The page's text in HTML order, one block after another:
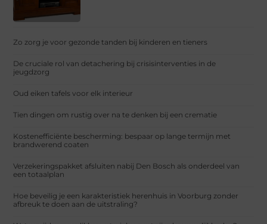
Zo zorg je voor gezonde tanden bij kinderen en tieners
De cruciale rol van detachering bij crisisinterventies in de
jeugdzorg
Oud eiken tafels voor elk interieur
Tien dingen om rustig over na te denken bij een crematie
Kostenefficiënte bescherming: bespaar op lange termijn met
brandwerend coaten
Verzekeringspakket afsluiten nabij Den Bosch als onderdeel van
een totaalplan
Hoe beveilig je een karakteristiek herenhuis in Voorburg zonder
afbreuk te doen aan de uitstraling?